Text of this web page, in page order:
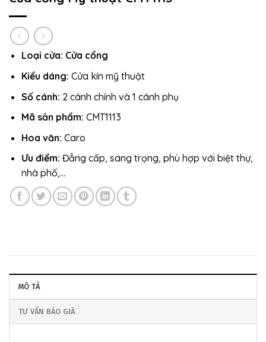
Loại cửa: Cửa cổng
Kiểu dáng: Cửa kín mỹ thuật
Số cánh: 2 cánh chính và 1 cánh phụ
Mã sản phẩm: CMT1113
Hoa văn: Caro
Ưu điểm: Đẳng cấp, sang trọng, phù hợp với biệt thự,
nhà phố,…
MÔ TẢ
TƯ VẤN BÁO GIÁ